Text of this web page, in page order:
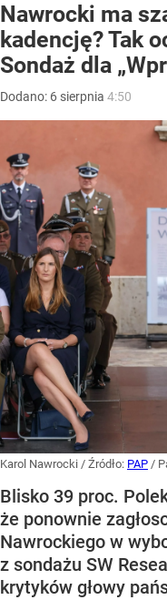
Nawrocki ma
kadencję? Tak
Sondaż dla
Dodano: 6 sierpnia 4:50
Karol Nawrocki / Źródło: PAP /
Blisko 39 proc.
że ponownie
Nawrockiego w
z sondażu SW
krytyków głowy